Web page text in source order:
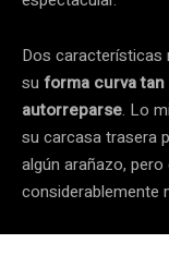
Dos características
su forma curva
autorreparse. Lo
su carcasa trasera
algún arañazo,
considerablemente